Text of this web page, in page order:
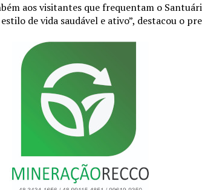
aos visitantes que frequentam o
de vida saudável e ativo”, destacou o